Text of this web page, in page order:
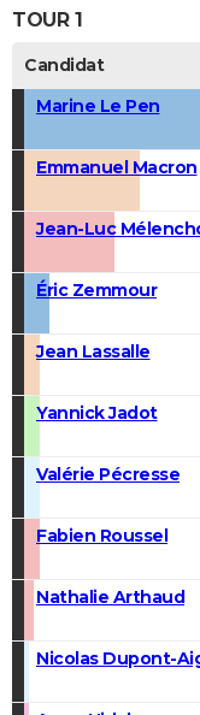
TOUR 1
Candidat
Marine Le Pen
Emmanuel Macron
Jean-Luc
Éric Zemmour
Jean Lassalle
Yannick Jadot
Valérie Pécresse
Fabien Roussel
Nathalie Arthaud
Nicolas Dupont-